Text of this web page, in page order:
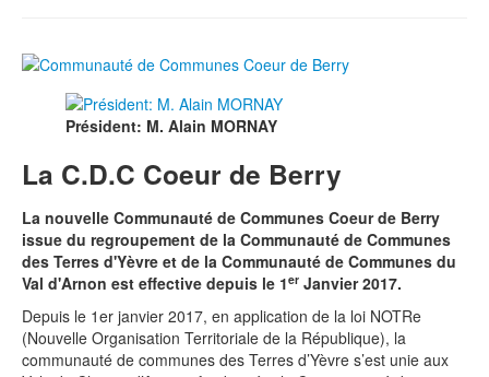
Président: M. Alain MORNAY
La C.D.C Coeur de Berry
La nouvelle Communauté de Communes Coeur de Berry
issue du regroupement de la Communauté de Communes
des Terres d'Yèvre et de la Communauté de Communes du
Val d'Arnon est effective depuis le 1er Janvier 2017.
Depuis le 1er janvier 2017, en application de la loi NOTRe
(Nouvelle Organisation Territoriale de la République), la
communauté de communes des Terres d’Yèvre s’est unie aux